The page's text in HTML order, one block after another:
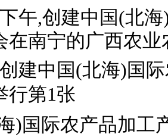
午,创建中国(北
在南宁的广西农
)国际农产品加工